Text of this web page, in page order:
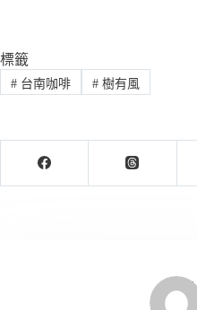
標籤
#台南咖啡 #樹有風